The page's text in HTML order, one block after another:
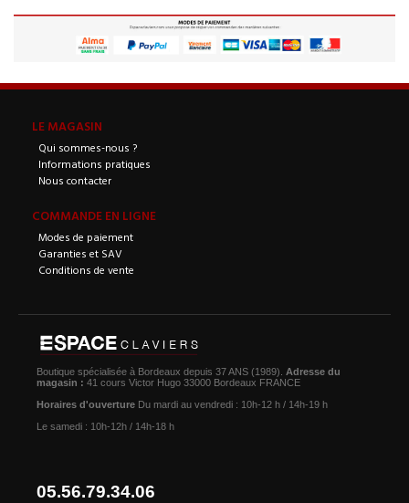
LE MAGASIN
Qui sommes-nous ?
Informations pratiques
Nous contacter
COMMANDE EN LIGNE
Modes de paiement
Garanties et SAV
Conditions de vente
Boutique spécialisée à Bordeaux depuis 37 ANS (1989). Adresse du
magasin : 41 cours Victor Hugo 33000 Bordeaux FRANCE
Horaires d'ouverture Du mardi au vendredi : 10h-12 h / 14h-19 h
Le samedi : 10h-12h / 14h-18 h
05.56.79.34.06